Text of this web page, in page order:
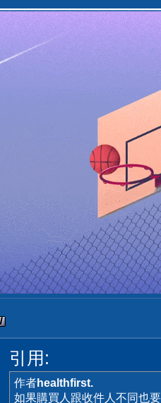
引用:
作者healthfirst.
如果購買人跟收件人不同也